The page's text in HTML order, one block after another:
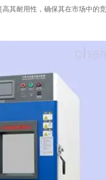
其耐用性，确保其在市场中的竞